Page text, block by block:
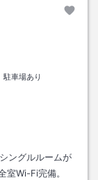
駐車場あり
ングルルームが
室Wi-Fi完備。